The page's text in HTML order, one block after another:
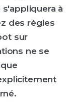
à
des règles
sur
ne se